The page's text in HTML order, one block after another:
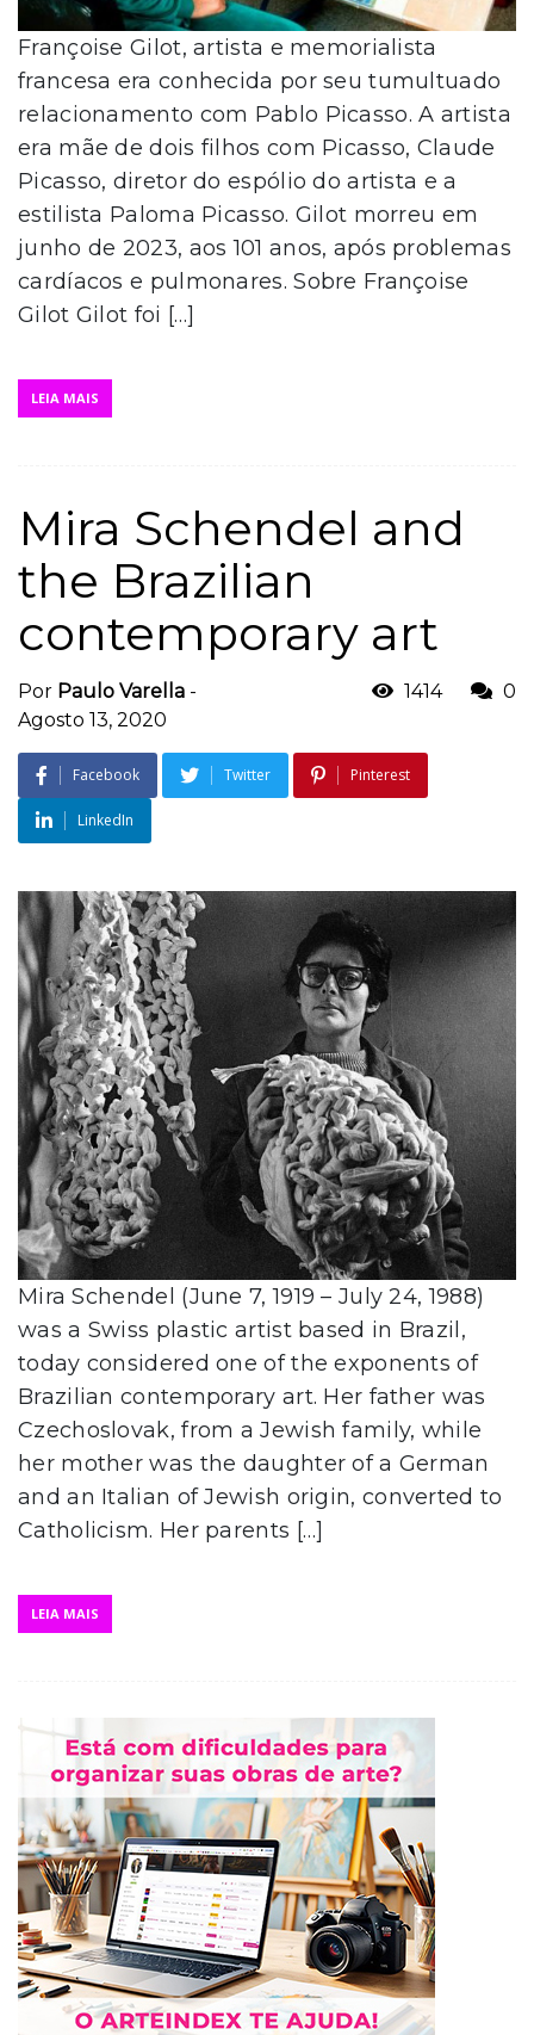
Françoise Gilot, artista e memorialista
francesa era conhecida por seu tumultuado
relacionamento com Pablo Picasso. A artista
era mãe de dois filhos com Picasso, Claude
Picasso, diretor do espólio do artista e a
estilista Paloma Picasso. Gilot morreu em
junho de 2023, aos 101 anos, após problemas
cardíacos e pulmonares. Sobre Françoise
Gilot Gilot foi […]
LEIA MAIS
Mira Schendel and
the Brazilian
contemporary art
Por Paulo Varella -
Agosto 13, 2020
1414 0
Facebook Twitter Pinterest
LinkedIn
Mira Schendel (June 7, 1919 – July 24, 1988)
was a Swiss plastic artist based in Brazil,
today considered one of the exponents of
Brazilian contemporary art. Her father was
Czechoslovak, from a Jewish family, while
her mother was the daughter of a German
and an Italian of Jewish origin, converted to
Catholicism. Her parents […]
LEIA MAIS